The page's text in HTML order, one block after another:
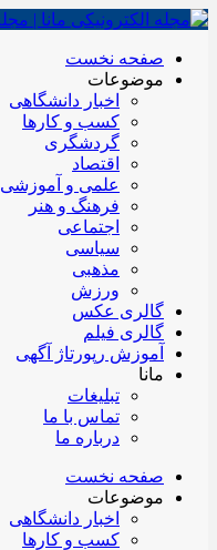
صفحه نخست
موضوعات
اخبار دانشگاهی
کسب و کارها
گردشگری
اقتصاد
علمی و آموزشی
فرهنگ و هنر
اجتماعی
سیاسی
مذهبی
ورزش
گالری عکس
گالری فیلم
آموزش رپورتاژ آگهی
مانا
تبلیغات
تماس با ما
درباره ما
صفحه نخست
موضوعات
اخبار دانشگاهی
کسب و کارها